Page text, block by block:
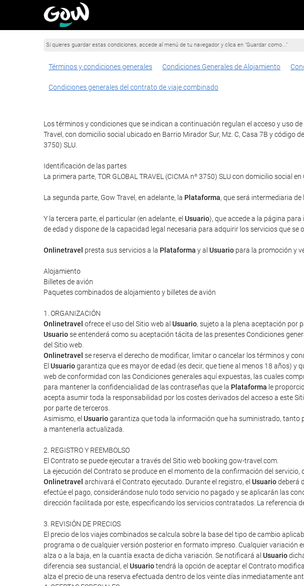
Si quieres guardar estas condiciones, accede al menú de tu navegador y clica en "Guardar como..."
Términos y condiciones generales Condiciones Generales de Alojamiento
Condiciones generales del contrato de viaje combinado
Los términos y condiciones que se indican a continuación regulan el acceso y uso
Travel, con domicilio social ubicado en Barrio Mirador Sur, Mz. C, Casa 7B y código
3750) SLU.
Identificación de las partes
La primera parte, TOR GLOBAL TRAVEL (CICMA nº 3750) SLU con domicilio social
La segunda parte, Gow Travel, en adelante, la Plataforma, que será intermediaria
Y la tercera parte, el particular (en adelante, el Usuario), que accede a la página
de edad y dispone de la capacidad legal necesaria para adquirir los servicios que se
Onlinetravel presta sus servicios a la Plataforma y al Usuario para la promoción y
Alojamiento
Billetes de avión
Paquetes combinados de alojamiento y billetes de avión
1. ORGANIZACIÓN
Onlinetravel ofrece el uso del Sitio web al Usuario, sujeto a la plena aceptación por
Usuariose entenderá como su aceptación tácita de las presentes Condiciones
del Sitio web.
Onlinetravel se reserva el derecho de modificar, limitar o cancelar los términos y
El Usuariogarantiza que es mayor de edad (es decir, que tiene al menos 18 años)
web de conformidad con las Condiciones generales aquí expuestas, las cuales
para mantener la confidencialidad de las contraseñas que la Plataforma le
acepta asumir toda la responsabilidad por los costes derivados del acceso a este
por parte de terceros.
Asimismo, el Usuariogarantiza que toda la información que ha suministrado, tanto
a mantenerla actualizada.
2. REGISTRO Y REEMBOLSO
El Contrato se puede ejecutar a través del Sitio web booking.gow-travel.com.
La ejecución del Contrato se produce en el momento de la confirmación del servicio,
Onlinetravel archivará el Contrato ejecutado. Durante el registro, el Usuariodeberá
efectúe el pago, considerándose nulo todo servicio no pagado y se aplicarán las
dirección facilitada por este, especificando los servicios contratados. La referencia
3. REVISIÓN DE PRECIOS
El precio de los viajes combinados se calcula sobre la base del tipo de cambio
programa o de cualquier versión posterior en formato impreso. Cualquier variación
alza o a la baja, en la cuantía exacta de dicha variación. Se notificará al Usuario
diferencia sea sustancial, el Usuariotendrá la opción de aceptar el Contrato
alza el precio de una reserva efectuada dentro de los veinte días inmediatamente